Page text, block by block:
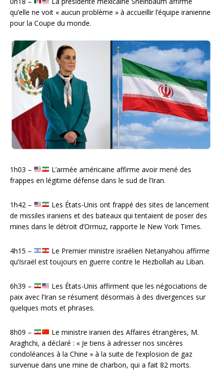
qu’elle ne voit « aucun problème » à accueillir l’équipe iranienne
pour la Coupe du monde.
1h03 –
L’armée américaine affirme avoir mené des
frappes en légitime défense dans le sud de l’Iran.
1h42 –
Les États-Unis ont frappé des sites de lancement
de missiles iraniens et des bateaux qui tentaient de poser des
mines dans le détroit d’Ormuz, rapporte le New York Times.
4h15 –
Le Premier ministre israélien Netanyahou affirme
qu’Israël est toujours en guerre contre le Hezbollah au Liban.
6h39 –
Les États-Unis affirment que les négociations de
paix avec l’Iran se résument désormais à des divergences sur
quelques mots et phrases.
8h09 –
Le ministre iranien des Affaires étrangères, M.
Araghchi, a déclaré : « Je tiens à adresser nos sincères
condoléances à la Chine » à la suite de l’explosion de gaz
survenue dans une mine de charbon, qui a fait 82 morts.